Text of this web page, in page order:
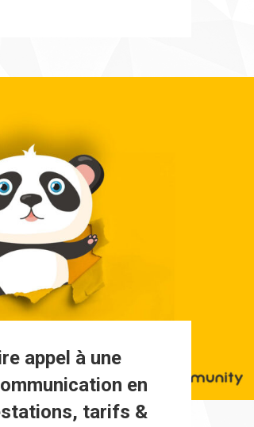
appel à une
en
tarifs &